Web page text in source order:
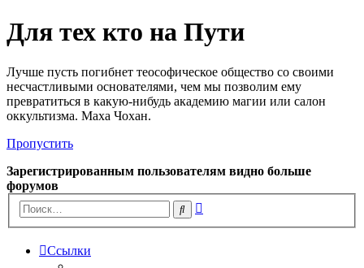
Для тех кто на Пути
Лучше пусть погибнет теософическое общество со своими
несчастливыми основателями, чем мы позволим ему
превратиться в какую-нибудь академию магии или салон
оккультизма. Маха Чохан.
Пропустить
Зарегистрированным пользователям видно больше
форумов
Поиск
Ссылки